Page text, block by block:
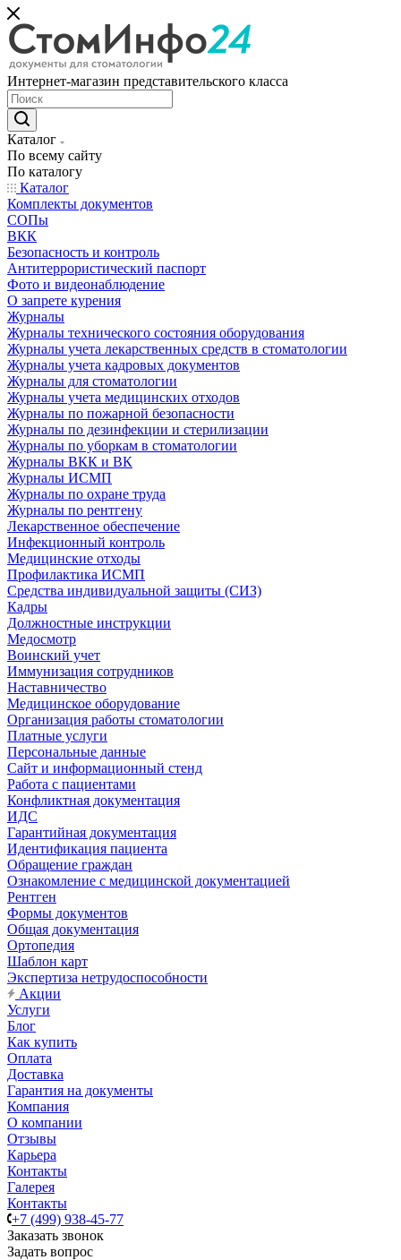
Интернет-магазин представительского класса
Каталог
По всему сайту
По каталогу
Каталог
Комплекты документов
СОПы
ВКК
Безопасность и контроль
Антитеррористический паспорт
Фото и видеонаблюдение
О запрете курения
Журналы
Журналы технического состояния оборудования
Журналы учета лекарственных средств в стоматологии
Журналы учета кадровых документов
Журналы для стоматологии
Журналы учета медицинских отходов
Журналы по пожарной безопасности
Журналы по дезинфекции и стерилизации
Журналы по уборкам в стоматологии
Журналы ВКК и ВК
Журналы ИСМП
Журналы по охране труда
Журналы по рентгену
Лекарственное обеспечение
Инфекционный контроль
Медицинские отходы
Профилактика ИСМП
Средства индивидуальной защиты (СИЗ)
Кадры
Должностные инструкции
Медосмотр
Воинский учет
Иммунизация сотрудников
Наставничество
Медицинское оборудование
Организация работы стоматологии
Платные услуги
Персональные данные
Сайт и информационный стенд
Работа с пациентами
Конфликтная документация
ИДС
Гарантийная документация
Идентификация пациента
Обращение граждан
Ознакомление с медицинской документацией
Рентген
Формы документов
Общая документация
Ортопедия
Шаблон карт
Экспертиза нетрудоспособности
Акции
Услуги
Блог
Как купить
Оплата
Доставка
Гарантия на документы
Компания
О компании
Отзывы
Карьера
Контакты
Галерея
Контакты
+7 (499) 938-45-77
Заказать звонок
Задать вопрос